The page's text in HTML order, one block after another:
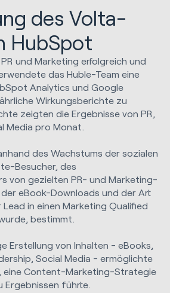
des Volta-
HubSpot
und Marketing erfolgreich und
das Huble-Team eine
Analytics und Google
Wirkungsberichte zu
zeigten die Ergebnisse von PR,
Media pro Monat.
des Wachstums der sozialen
Besucher, des
von gezielten PR- und Marketing-
eBook-Downloads und der Art
Lead in einen Marketing Qualified
bestimmt.
Erstellung von Inhalten - eBooks,
Social Media - ermöglichte
eine Content-Marketing-Strategie
Ergebnissen führte.